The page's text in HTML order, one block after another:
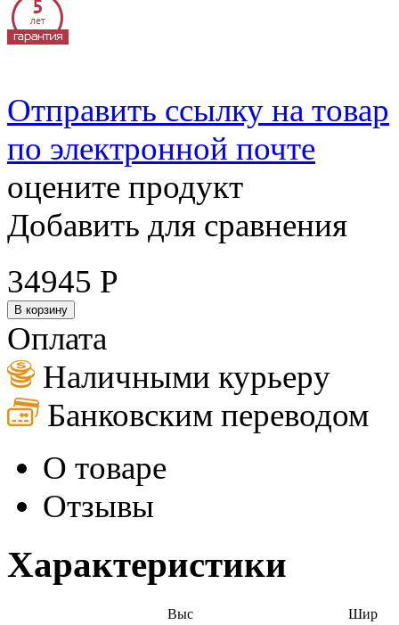
Отправить ссылку на товар
по электронной почте
оцените продукт
Добавить для сравнения
34945 Р
В корзину
Оплата
Наличными курьеру
Банковским переводом
О товаре
Отзывы
Характеристики
Выс
Шир